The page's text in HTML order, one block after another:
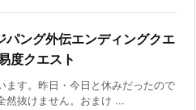
パング外伝エンディングクエ
度クエスト
ます。昨日・今日と休みだったので
然抜けません。おまけ ...